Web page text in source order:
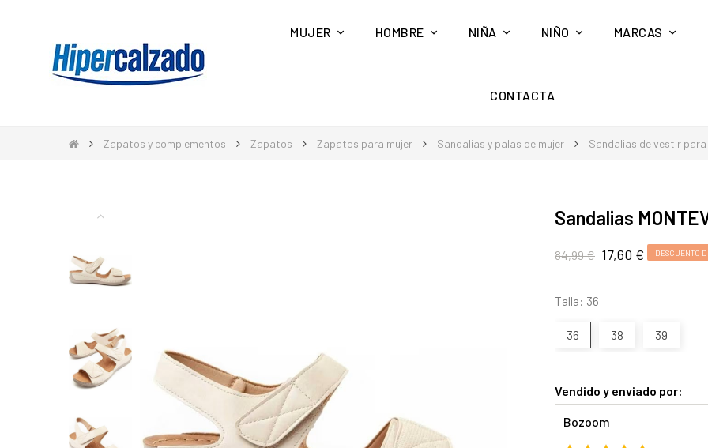
MUJER HOMBRE NIÑA NIÑO MARCAS
CONTACTA
Zapatos y complementos Zapatos Zapatos para mujer Sandalias y palas de mujer Sandalias de vestir para
Sandalias
84,99 € 17,60 € DESCUENTO
Talla: 36
36 38 39
Vendido y enviado por:
Bozoom